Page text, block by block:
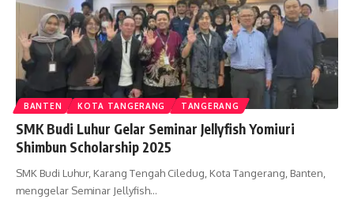
BANTEN KOTA TANGERANG TANGERANG
SMK Budi Luhur Gelar Seminar Jellyfish Yomiuri
Shimbun Scholarship 2025
SMK Budi Luhur, Karang Tengah Ciledug, Kota Tangerang, Banten,
menggelar Seminar Jellyfish…